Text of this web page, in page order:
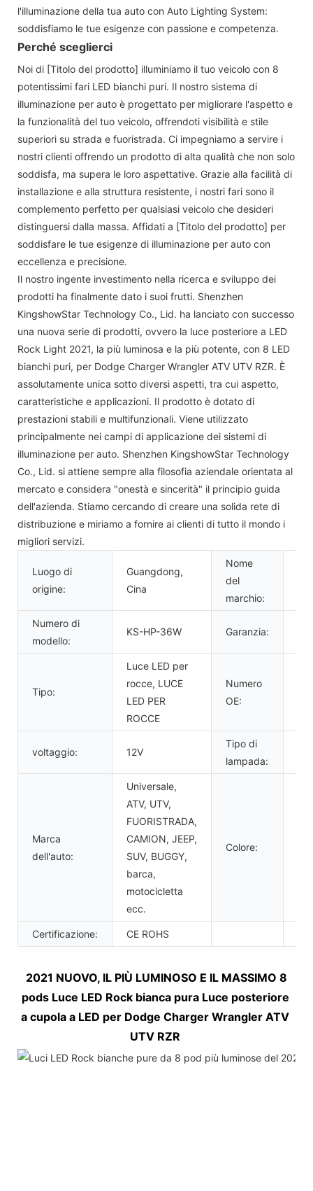
l'illuminazione della tua auto con Auto Lighting System:
soddisfiamo le tue esigenze con passione e competenza.
Perché sceglierci
Noi di [Titolo del prodotto] illuminiamo il tuo veicolo con 8
potentissimi fari LED bianchi puri. Il nostro sistema di
illuminazione per auto è progettato per migliorare l'aspetto e
la funzionalità del tuo veicolo, offrendoti visibilità e stile
superiori su strada e fuoristrada. Ci impegniamo a servire i
nostri clienti offrendo un prodotto di alta qualità che non solo
soddisfa, ma supera le loro aspettative. Grazie alla facilità di
installazione e alla struttura resistente, i nostri fari sono il
complemento perfetto per qualsiasi veicolo che desideri
distinguersi dalla massa. Affidati a [Titolo del prodotto] per
soddisfare le tue esigenze di illuminazione per auto con
eccellenza e precisione.
Il nostro ingente investimento nella ricerca e sviluppo dei
prodotti ha finalmente dato i suoi frutti. Shenzhen
KingshowStar Technology Co., Lid. ha lanciato con successo
una nuova serie di prodotti, ovvero la luce posteriore a LED
Rock Light 2021, la più luminosa e la più potente, con 8 LED
bianchi puri, per Dodge Charger Wrangler ATV UTV RZR. È
assolutamente unica sotto diversi aspetti, tra cui aspetto,
caratteristiche e applicazioni. Il prodotto è dotato di
prestazioni stabili e multifunzionali. Viene utilizzato
principalmente nei campi di applicazione dei sistemi di
illuminazione per auto. Shenzhen KingshowStar Technology
Co., Lid. si attiene sempre alla filosofia aziendale orientata al
mercato e considera "onestà e sincerità" il principio guida
dell'azienda. Stiamo cercando di creare una solida rete di
distribuzione e miriamo a fornire ai clienti di tutto il mondo i
migliori servizi.
Luogo di
origine:
Guangdong,
Cina
Nome
del
marchio:
Numero di
modello:
KS-HP-36W Garanzia:
Tipo:
Luce LED per
rocce, LUCE
LED PER
ROCCE
Numero
OE:
voltaggio: 12V
Tipo di
lampada:
Marca
dell'auto:
Universale,
ATV, UTV,
FUORISTRADA,
CAMION, JEEP,
SUV, BUGGY,
barca,
motocicletta
ecc.
Colore:
Certificazione: CE ROHS
2021 NUOVO, IL PIÙ LUMINOSO E IL MASSIMO 8
pods Luce LED Rock bianca pura Luce posteriore
a cupola a LED per Dodge Charger Wrangler ATV
UTV RZR